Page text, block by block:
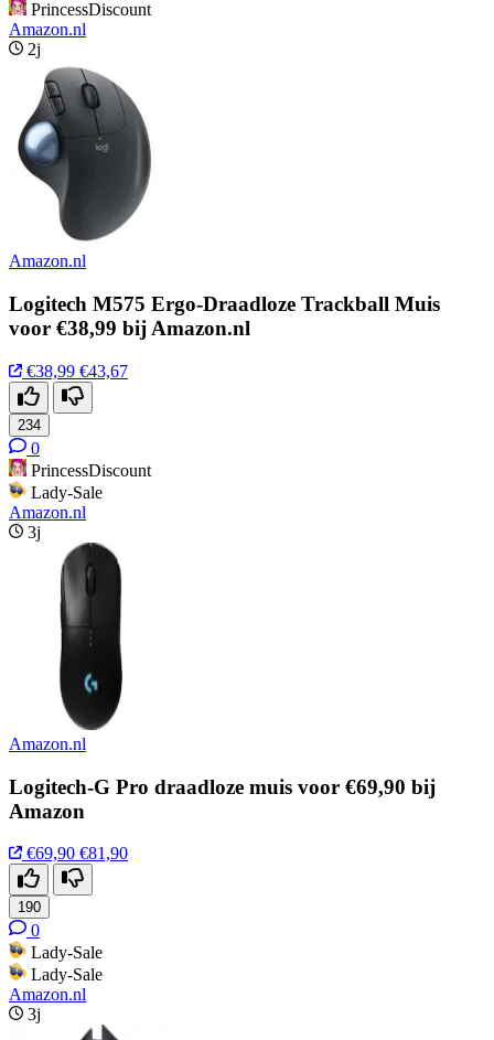
PrincessDiscount
Amazon.nl
2j
Amazon.nl
Logitech M575 Ergo-Draadloze Trackball Muis
voor €38,99 bij Amazon.nl
€38,99 €43,67
234
0
PrincessDiscount
Lady-Sale
Amazon.nl
3j
Amazon.nl
Logitech-G Pro draadloze muis voor €69,90 bij
Amazon
€69,90 €81,90
190
0
Lady-Sale
Lady-Sale
Amazon.nl
3j